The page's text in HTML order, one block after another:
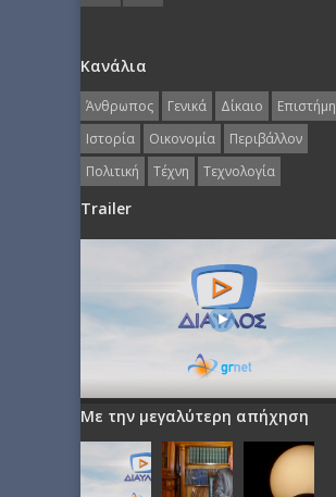
Κανάλια
Άνθρωπος Γενικά Δίκαιο
Επιστήμη
Ιστορία
Οικονομία
Περιβάλλον
Πολιτική
Τέχνη Τεχνολογία
Trailer
Με την μεγαλύτερη απήχηση